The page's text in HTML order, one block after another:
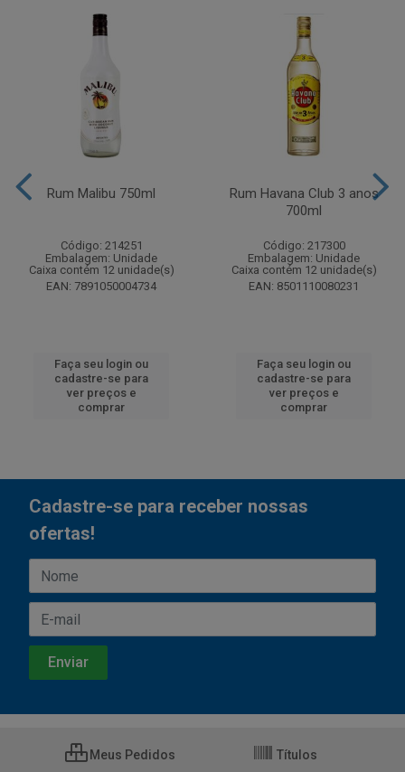
Rum Malibu 750ml
Código: 214251
Embalagem: Unidade
Caixa contém 12 unidade(s)
EAN: 7891050004734
Faça seu login ou
cadastre-se para
ver preços e
comprar
Rum Havana Club 3 anos
700ml
Código: 217300
Embalagem: Unidade
Caixa contém 12 unidade(s)
EAN: 8501110080231
Faça seu login ou
cadastre-se para
ver preços e
comprar
Cadastre-se para receber nossas
ofertas!
Meus Pedidos Títulos